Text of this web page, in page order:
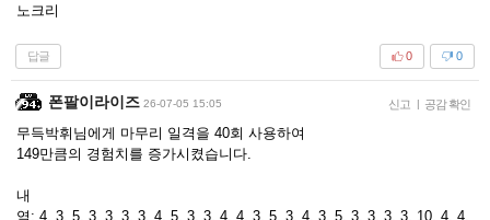
노크리
답글 0
0
폰팔이라이즈 26-07-05 15:05 신고 | 공감 확인
무득박휘님에게 마무리 일격을 40회 사용하여
149만큼의 경험치를 증가시켰습니다.
내
역: 4, 3, 5, 3, 3, 3, 3, 4, 5, 3, 3, 4, 4, 3, 5, 3, 4, 3, 5, 3, 3, 3, 3, 10, 4, 4,